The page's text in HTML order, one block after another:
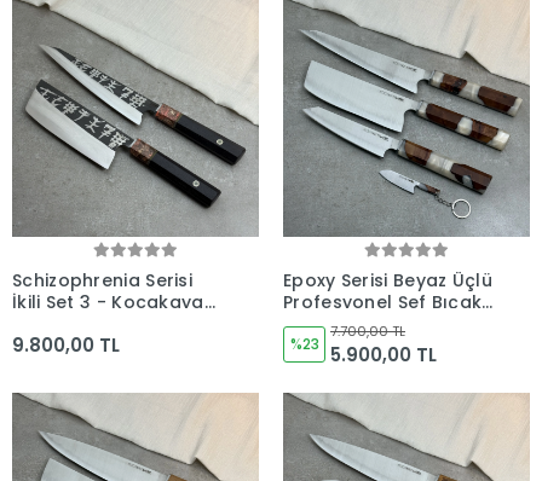
Schizophrenia Serisi
İkili Set 3 - Kocakaya
9.800,00 TL
Epoxy Serisi Beyaz Üçlü
Profesyonel Şef Bıçak
Seti - Kocakaya El
Yapımı Mutfak
Bıçakları
%23
7.700,00 TL
5.900,00 TL